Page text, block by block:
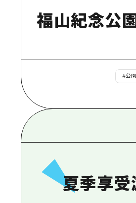
福山紀念公園
#公園
夏季享